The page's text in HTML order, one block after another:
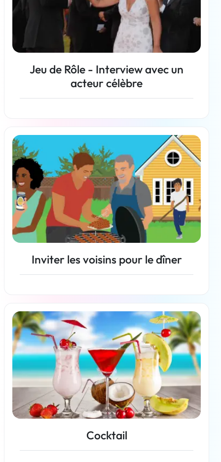
Jeu de Rôle - Interview avec un
acteur célèbre
En savoir plus
Inviter les voisins pour le dîner
En savoir plus
Cocktail